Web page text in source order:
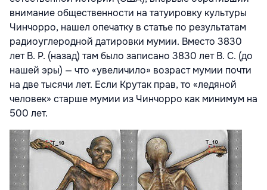
внимание общественности на татуировку культуры
Чинчорро, нашел опечатку в статье по результатам
радиоуглеродной датировки мумии. Вместо 3830
лет B. P. (назад) там было записано 3830 лет B. C. (до
нашей эры) — что «увеличило» возраст мумии почти
на две тысячи лет. Если Крутак прав, то «ледяной
человек» старше мумии из Чинчорро как минимум на
500 лет.